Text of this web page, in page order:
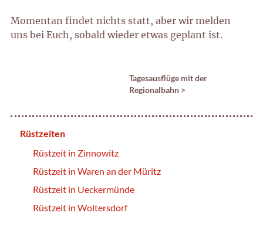
Momentan findet nichts statt, aber wir melden
uns bei Euch, sobald wieder etwas geplant ist.
Tagesausflüge mit der
Regionalbahn>
Rüstzeiten
Rüstzeit in Zinnowitz
Rüstzeit in Waren an der Müritz
Rüstzeit in Ueckermünde
Rüstzeit in Woltersdorf